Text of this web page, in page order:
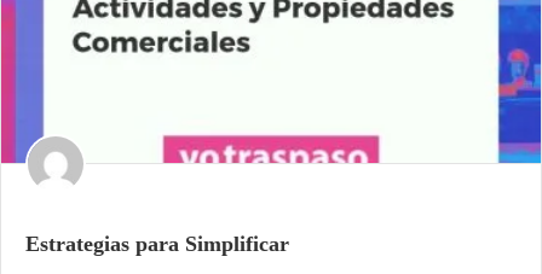
Estrategias para Simplificar